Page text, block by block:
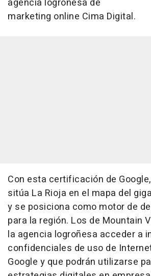
agencia logroñesa de
marketing online Cima Digital.
Con esta certificación de
sitúa La Rioja en el mapa del
y se posiciona como motor de
para la región. Los de Mountain
la agencia logroñesa acceder a
confidenciales de uso de
Google y que podrán utilizarse